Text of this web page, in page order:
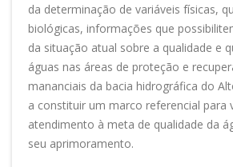
da determinação de variáveis físicas,
biológicas, informações que
da situação atual sobre a qualidade e
águas nas áreas de proteção e
mananciais da bacia hidrográfica do
a constituir um marco referencial para
atendimento à meta de qualidade da
seu aprimoramento.